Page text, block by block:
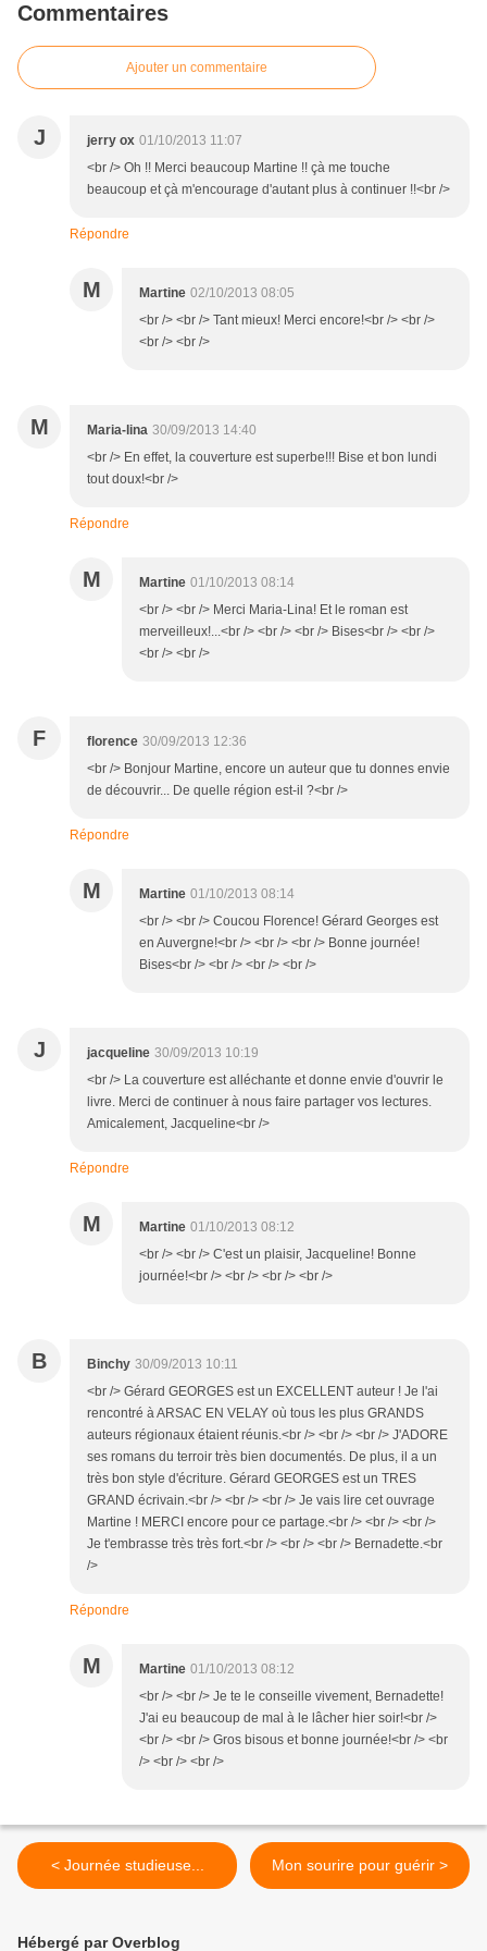
Commentaires
Ajouter un commentaire
J jerry ox 01/10/2013 11:07
<br /> Oh !! Merci beaucoup Martine !! çà me touche
beaucoup et çà m'encourage d'autant plus à continuer !!<br />
Répondre
M Martine 02/10/2013 08:05
<br /> <br /> Tant mieux! Merci encore!<br /> <br />
<br /> <br />
M Maria-lina 30/09/2013 14:40
<br /> En effet, la couverture est superbe!!! Bise et bon lundi
tout doux!<br />
Répondre
M Martine 01/10/2013 08:14
<br /> <br /> Merci Maria-Lina! Et le roman est
merveilleux!...<br /> <br /> <br /> Bises<br /> <br />
<br /> <br />
F florence 30/09/2013 12:36
<br /> Bonjour Martine, encore un auteur que tu donnes envie
de découvrir... De quelle région est-il ?<br />
Répondre
M Martine 01/10/2013 08:14
<br /> <br /> Coucou Florence! Gérard Georges est
en Auvergne!<br /> <br /> <br /> Bonne journée!
Bises<br /> <br /> <br /> <br />
J jacqueline 30/09/2013 10:19
<br /> La couverture est alléchante et donne envie d'ouvrir le
livre. Merci de continuer à nous faire partager vos lectures.
Amicalement, Jacqueline<br />
Répondre
M Martine 01/10/2013 08:12
<br /> <br /> C'est un plaisir, Jacqueline! Bonne
journée!<br /> <br /> <br /> <br />
B Binchy 30/09/2013 10:11
<br /> Gérard GEORGES est un EXCELLENT auteur ! Je l'ai
rencontré à ARSAC EN VELAY où tous les plus GRANDS
auteurs régionaux étaient réunis.<br /> <br /> <br /> J'ADORE
ses romans du terroir très bien documentés. De plus, il a un
très bon style d'écriture. Gérard GEORGES est un TRES
GRAND écrivain.<br /> <br /> <br /> Je vais lire cet ouvrage
Martine ! MERCI encore pour ce partage.<br /> <br /> <br />
Je t'embrasse très très fort.<br /> <br /> <br /> Bernadette.<br
/>
Répondre
M Martine 01/10/2013 08:12
<br /> <br /> Je te le conseille vivement, Bernadette!
J'ai eu beaucoup de mal à le lâcher hier soir!<br />
<br /> <br /> Gros bisous et bonne journée!<br /> <br
/> <br /> <br />
< Journée studieuse... Mon sourire pour guérir >
Hébergé par Overblog